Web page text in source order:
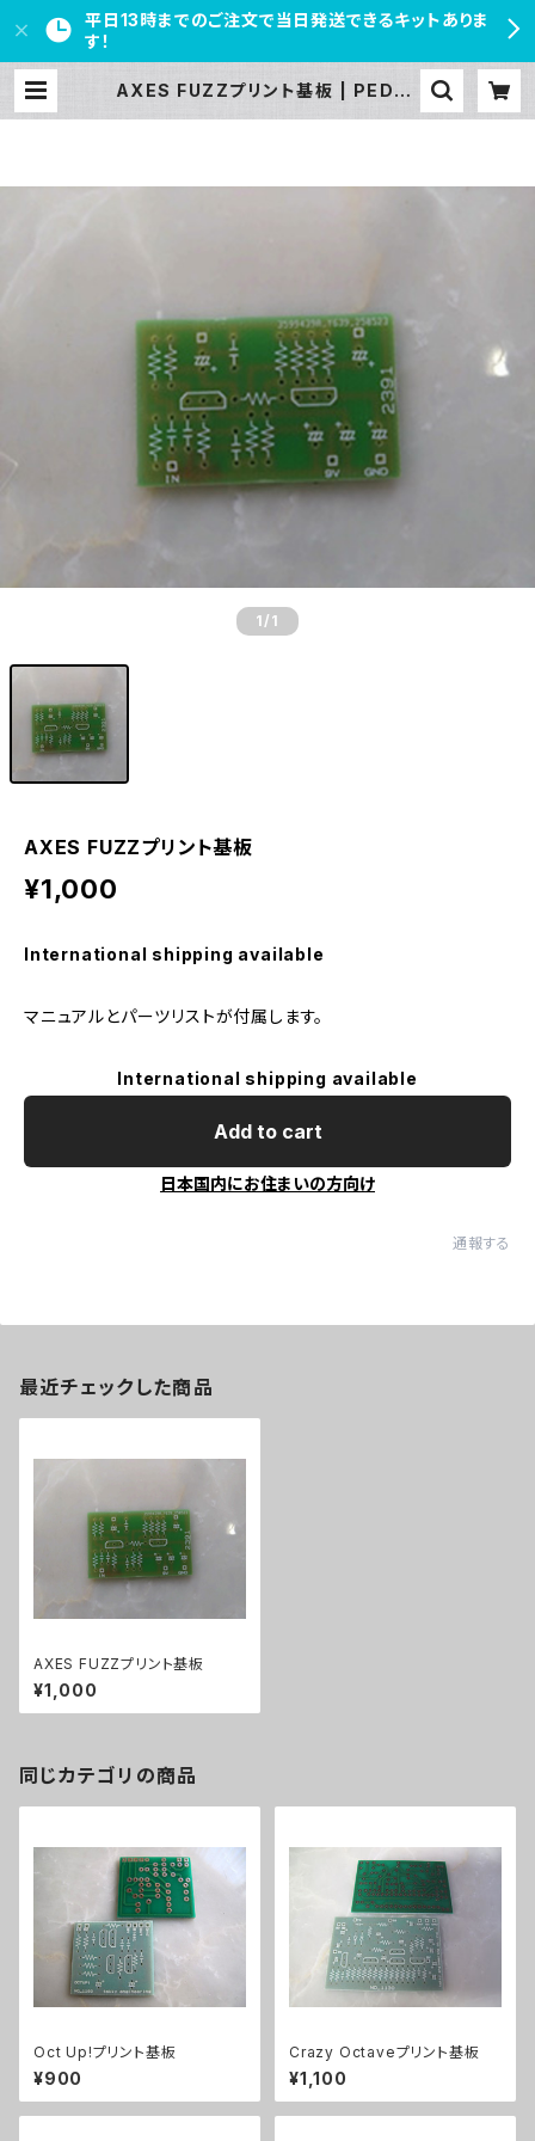
平日13時までのご注文で当日発送できるキットありま
す！
AXES FUZZプリント基板 | PEDAL
1 /1
AXES FUZZプリント基板
¥1,000
International shipping available
マニュアルとパーツリストが付属します。
International shipping available
Add to cart
日本国内にお住まいの方向け
通報する
最近チェックした商品
AXES FUZZプリント基板
¥1,000
同じカテゴリの商品
Oct Up!プリント基板
¥900
Crazy Octaveプリント基板
¥1,100